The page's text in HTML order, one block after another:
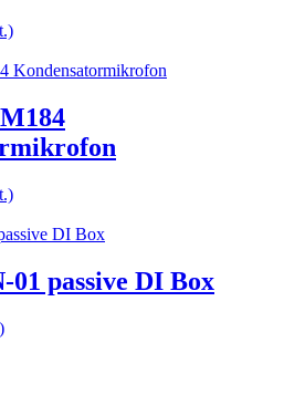
01 passive DI Box